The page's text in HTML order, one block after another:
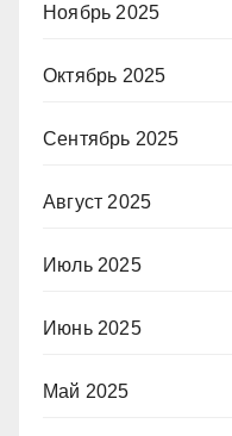
Ноябрь 2025
Октябрь 2025
Сентябрь 2025
Август 2025
Июль 2025
Июнь 2025
Май 2025